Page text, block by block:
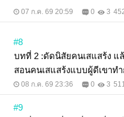
07 ก.ค. 69 20:59 0 3
#8
บทที่ 2 :ดัดนิสัยคนเสแสร้ง แล้วแกล้งใ
สอนคนเสแสร้งแบบผู้ดีเขาท
08 ก.ค. 69 23:36 0 3
#9